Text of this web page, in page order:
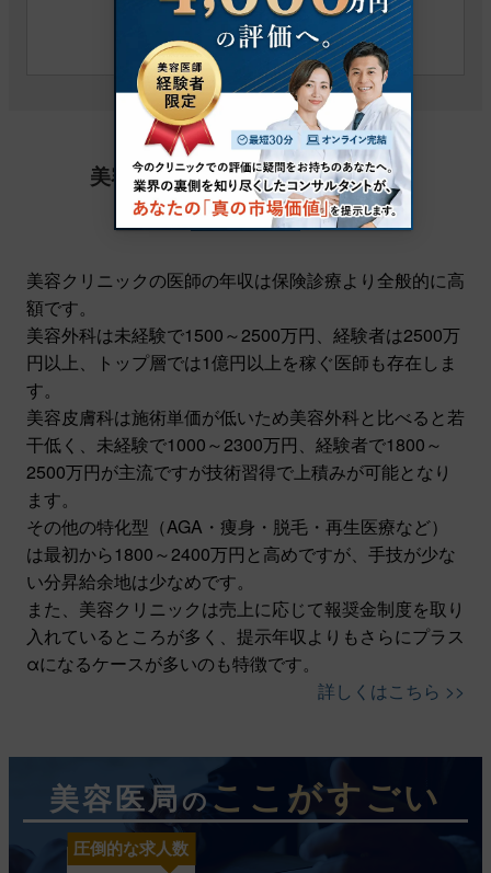
続きを読む
美容クリニックで勤務する医師の
年収相場について
美容クリニックの医師の年収は保険診療より全般的に高
額です。
美容外科は未経験で1500～2500万円、経験者は2500万
円以上、トップ層では1億円以上を稼ぐ医師も存在しま
す。
美容皮膚科は施術単価が低いため美容外科と比べると若
干低く、未経験で1000～2300万円、経験者で1800～
2500万円が主流ですが技術習得で上積みが可能となり
ます。
その他の特化型（AGA・痩身・脱毛・再生医療など）
は最初から1800～2400万円と高めですが、手技が少な
い分昇給余地は少なめです。
また、美容クリニックは売上に応じて報奨金制度を取り
入れているところが多く、提示年収よりもさらにプラス
αになるケースが多いのも特徴です。
詳しくはこちら >>
美容医局の ここがすごい
圧倒的な求人数